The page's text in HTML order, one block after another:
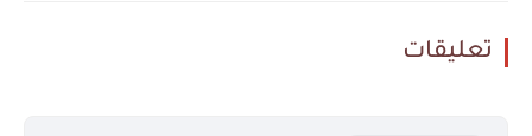
تعليقات